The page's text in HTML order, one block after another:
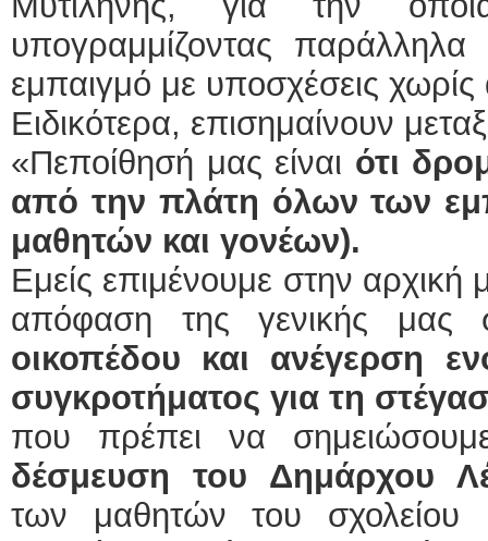
υπογραμμίζοντας
εμπαιγμό με υποσχέσεις χωρίς
Ειδικότερα, επισημαίνουν
«Πεποίθησή μας είναι ότι
από την πλάτη όλων των
μαθητών και γονέων).
Εμείς επιμένουμε στην
απόφαση της γενικής μας
οικοπέδου και ανέγερση
συγκροτήματος για τη
που πρέπει να
δέσμευση του Δημάρχου
των μαθητών του